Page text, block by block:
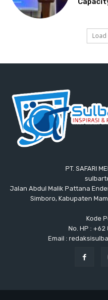
PT. SAFARI
Jalan Abdul Malik Pattana
Simboro, Kabupaten
Kode
No. HP :
Email :